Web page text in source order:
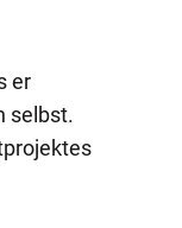
er
selbst.